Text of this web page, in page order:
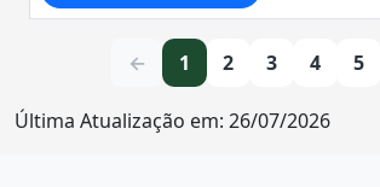
← 1 2 3 4 5
Última Atualização em: 26/07/2026